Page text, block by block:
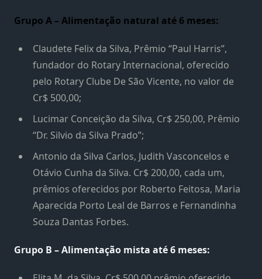
Grupo A – Alimentação natural até 6 meses:
Claudete Felix da Silva, Prêmio “Paul Harris”,
fundador do Rotary Internacional, oferecido
pelo Rotary Clube De São Vicente, no valor de
Cr$ 500,00;
Lucimar Conceição da Silva, Cr$ 250,00, Prêmio
“Dr. Silvio da Silva Prado”;
Antonio da Silva Carlos, Judith Vasconcelos e
Otávio Cunha da Silva. Cr$ 200,00, cada um,
prêmios oferecidos por Roberto Feitosa, Maria
Aparecida Porto Leal de Barros e Fernandinha
Souza Dantas Forbes.
Grupo B – Alimentação mista até 6 meses: